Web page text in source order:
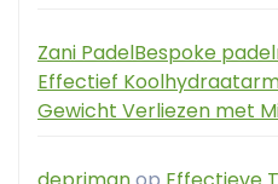
Zani PadelBespoke
Effectief
Gewicht Verliezen met